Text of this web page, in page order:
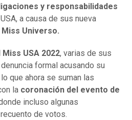
y responsabilidades
a causa de sus nueva
Miss Universo.
Miss USA 2022, varias de sus
formal acusando su
que ahora se suman las
la coronación del evento de
incluso algunas
de votos.